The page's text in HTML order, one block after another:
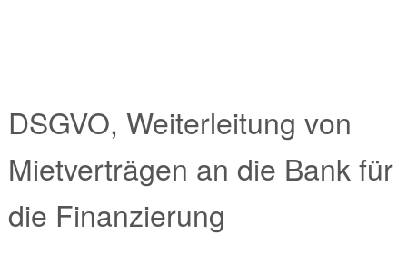
DSGVO, Weiterleitung von
Mietverträgen an die Bank für
die Finanzierung